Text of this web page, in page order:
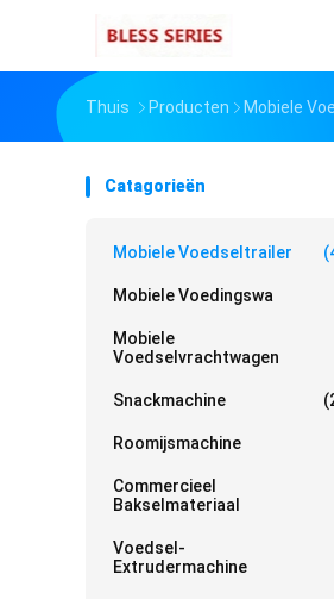
Thuis Producten Mobiele
Catagorieën
Mobiele Voedseltrailer
Mobiele Voedingswa
Mobiele
Voedselvrachtwagen
Snackmachine
Roomijsmachine
Commercieel
Bakselmateriaal
Voedsel-
Extrudermachine